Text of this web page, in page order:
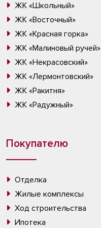
ЖК «Школьный»
ЖК «Восточный»
ЖК «Красная горка»
ЖК «Малиновый ручей»
ЖК «Некрасовский»
ЖК «Лермонтовский»
ЖК «Ракитня»
ЖК «Радужный»
Покупателю
Отделка
Жилые комплексы
Ход строительства
Ипотека